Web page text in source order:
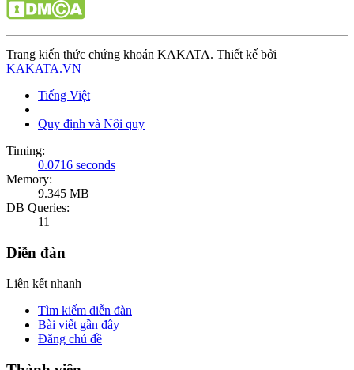
Trang kiến thức chứng khoán KAKATA. Thiết kế bởi
KAKATA.VN
Tiếng Việt
Quy định và Nội quy
Timing:
0.0716 seconds
Memory:
9.345 MB
DB Queries:
11
Diễn đàn
Liên kết nhanh
Tìm kiếm diễn đàn
Bài viết gần đây
Đăng chủ đề